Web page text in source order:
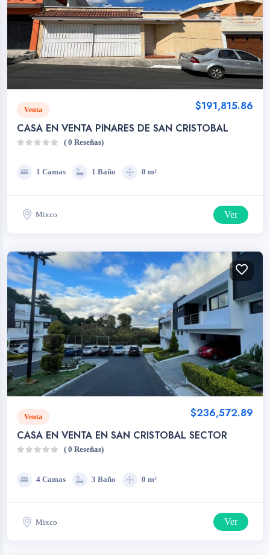
Venta $191,815.86
CASA EN VENTA PINARES DE SAN CRISTOBAL
( 0 Reseñas)
1 Camas 1 Baño 0 m²
Mixco Ver
Venta $236,572.89
CASA EN VENTA EN SAN CRISTOBAL SECTOR
( 0 Reseñas)
4 Camas 3 Baño 0 m²
Mixco Ver